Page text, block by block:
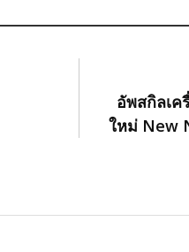
อัพสกิลเค
ใหม่ New